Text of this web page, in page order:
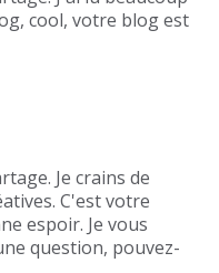
cool, votre blog est
Je crains de
C'est votre
espoir. Je vous
question, pouvez-